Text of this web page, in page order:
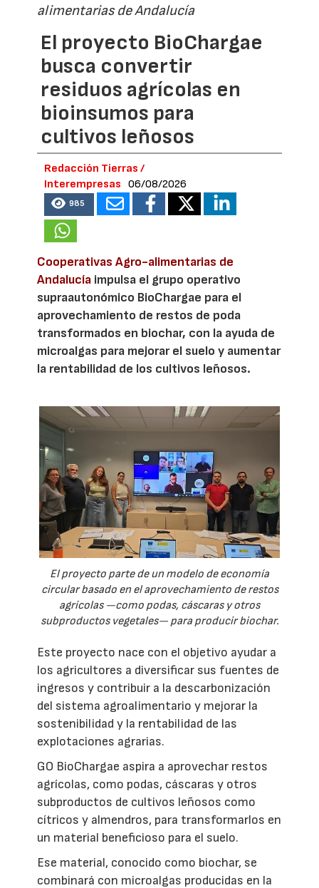
alimentarias de Andalucía
El proyecto BioChargae
busca convertir
residuos agrícolas en
bioinsumos para
cultivos leñosos
Redacción Tierras /
Interempresas
06/08/2026
985
Cooperativas Agro-alimentarias de
Andalucía impulsa el grupo operativo
supraautonómico BioChargae para el
aprovechamiento de restos de poda
transformados en biochar, con la ayuda de
microalgas para mejorar el suelo y aumentar
la rentabilidad de los cultivos leñosos.
El proyecto parte de un modelo de economía
circular basado en el aprovechamiento de restos
agrícolas —como podas, cáscaras y otros
subproductos vegetales— para producir biochar.
Este proyecto nace con el objetivo ayudar a
los agricultores a diversificar sus fuentes de
ingresos y contribuir a la descarbonización
del sistema agroalimentario y mejorar la
sostenibilidad y la rentabilidad de las
explotaciones agrarias.
GO BioChargae aspira a aprovechar restos
agrícolas, como podas, cáscaras y otros
subproductos de cultivos leñosos como
cítricos y almendros, para transformarlos en
un material beneficioso para el suelo.
Ese material, conocido como biochar, se
combinará con microalgas producidas en la